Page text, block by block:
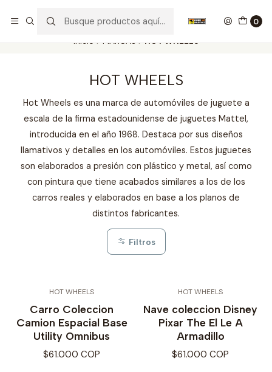
0
Inicio MARCAS HOT WHEELS
HOT WHEELS
Hot Wheels es una marca de automóviles de juguete a
escala de la firma estadounidense de juguetes Mattel,
introducida en el año 1968. Destaca por sus diseños
llamativos y detalles en los automóviles. Estos juguetes
son elaborados a presión con plástico y metal, así como
con pintura que tiene acabados similares a los de los
carros reales y elaborados en base a los planos de
distintos fabricantes.
Filtros
HOT WHEELS
Carro Coleccion
Camion Espacial Base
Utility Omnibus
$61.000 COP
HOT WHEELS
Nave coleccion Disney
Pixar The El Le A
Armadillo
$61.000 COP